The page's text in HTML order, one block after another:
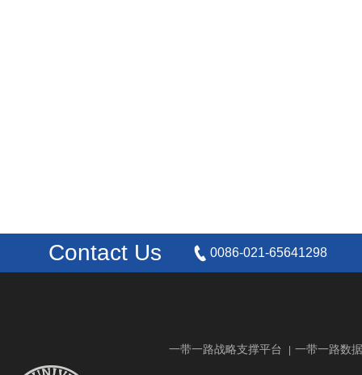
Contact Us 0086-021-65641298
一带一路战略支撑平台 一带一路数